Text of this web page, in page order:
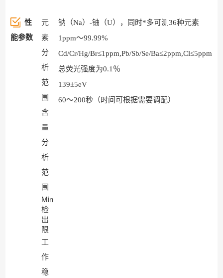
性
能参数
元
素
分
析
范
围
含
量
分
析
范
围
Min
检
出
限
工
作
稳
钠（Na）-铀（U），同时*多可测36种元素
1ppm～99.99%
Cd/Cr/Hg/Br≤1ppm,Pb/Sb/Se/Ba≤2ppm,Cl≤5ppm
总荧光强度为0.1％
139±5eV
60～200秒（时间可根据需要调配）